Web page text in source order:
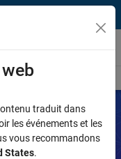
du menu
traduit dans
les événements et les
vous recommandons
States.